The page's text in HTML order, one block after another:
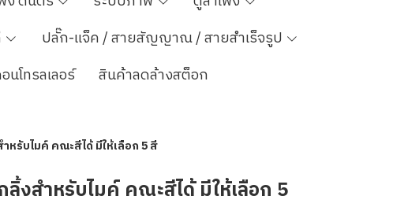
ปลั๊ก-แจ็ค / สายสัญญาณ / สายสำเร็จรูป
นโทรลเลอร์ สินค้าลดล้างสต็อก
หรับไมค์ คณะสีได้ มีให้เลือก 5 สี
ลิ้งสำหรับไมค์ คณะสีได้ มีให้เลือก 5